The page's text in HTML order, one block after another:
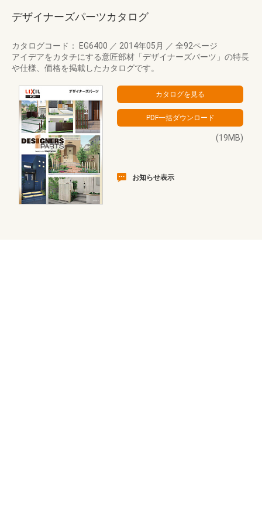
デザイナーズパーツカタログ
カタログコード： EG6400 ／ 2014年05月 ／ 全92ページ
アイデアをカタチにする意匠部材「デザイナーズパーツ」の特長
や仕様、価格を掲載したカタログです。
(19MB)
お知らせ表示